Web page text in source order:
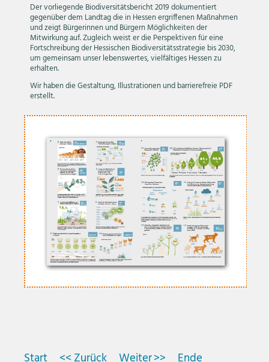
Der vorliegende Biodiversitätsbericht 2019 dokumentiert
gegenüber dem Landtag die in Hessen ergriffenen Maßnahmen
und zeigt Bürgerinnen und Bürgern Möglichkeiten der
Mitwirkung auf. Zugleich weist er die Perspektiven für eine
Fortschreibung der Hessischen Biodiversitätsstrategie bis 2030,
um gemeinsam unser lebenswertes, vielfältiges Hessen zu
erhalten.
Wir haben die Gestaltung, Illustrationen und barrierefreie PDF
erstellt.